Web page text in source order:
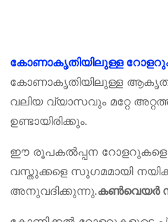
കോണാകൃതിയിലുള്ള
കോണാകൃതിയിലുള്ള
വലിയ വ്യാസവും മറ്റേ
ഉണ്ടായിരിക്കും.
ഈ രൂപകൽപ്പന റോളറുകളെ
വസ്തുക്കളെ സുഗമമായി
അനുവദിക്കുന്നു.കൺവെയർ